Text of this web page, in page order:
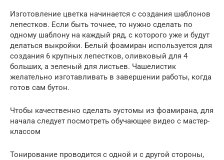
Изготовление цветка начинается с создания шаблонов
лепестков. Если быть точнее, то нужно сделать по
одному шаблону на каждый ряд, с которого уже и будут
делаться выкройки. Белый фоамиран используется для
создания 6 крупных лепестков, оливковый для 4
больших, а зеленый для листьев. Чашелистик
желательно изготавливать в завершении работы, когда
готов сам бутон.
Чтобы качественно сделать эустомы из фоамирана, для
начала следует посмотреть обучающее видео с мастер-
классом
Тонирование проводится с одной и с другой стороны,